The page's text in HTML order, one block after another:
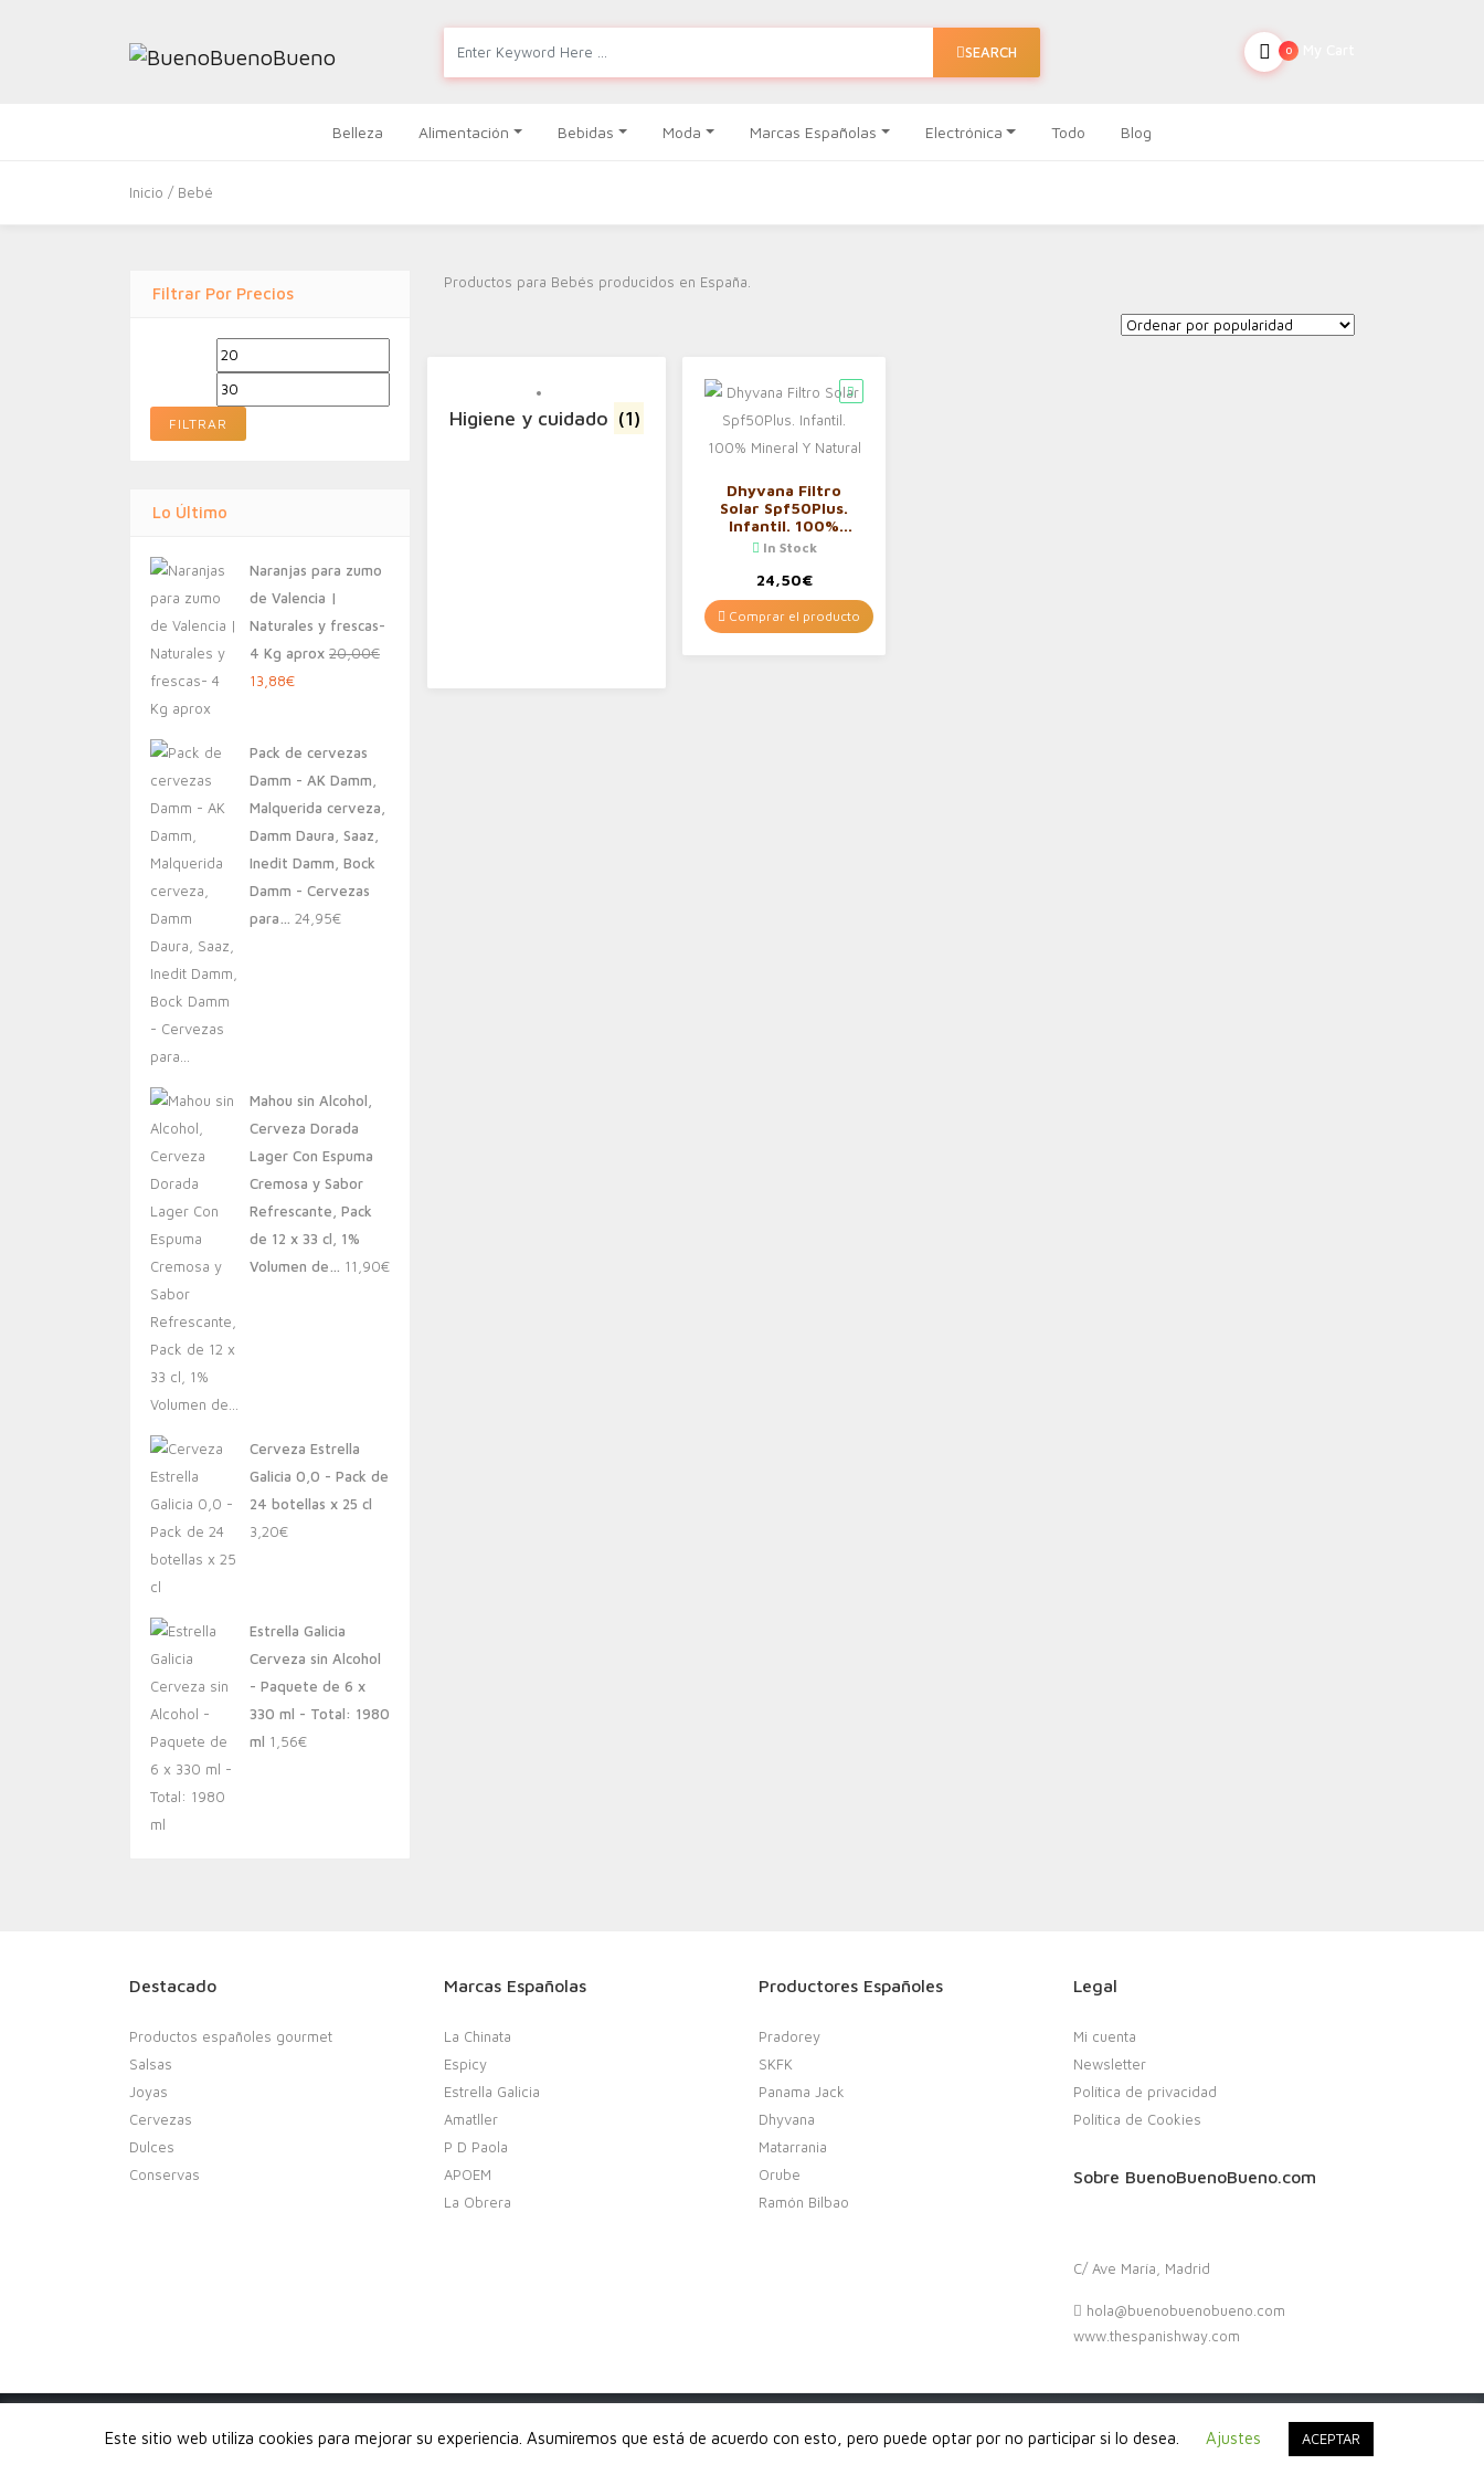
SEARCH 0
Belleza Alimentación Bebidas Moda Marcas Españolas Electrónica Todo Blog
Inicio / Bebé
Filtrar Por Precios
Precio
mínimo
máximo
FILTRAR
Lo Último
Naranjas para zumo
de Valencia |
Naturales y frescas-
4 Kg aprox 20,00€
El
era:
20,00€.
13,88€El
es:
13,88€.
Pack de cervezas
Damm - AK Damm,
Malquerida cerveza,
Damm Daura, Saaz,
Inedit Damm, Bock
Damm - Cervezas
para… 24,95€
Mahou sin Alcohol,
Cerveza Dorada
Lager Con Espuma
Cremosa y Sabor
Refrescante, Pack
de 12 x 33 cl, 1%
Volumen de… 11,90€
Cerveza Estrella
Galicia 0,0 - Pack de
24 botellas x 25 cl
3,20€
Estrella Galicia
Cerveza sin Alcohol
- Paquete de 6 x
330 ml - Total: 1980
ml 1,56€
Productos para Bebés producidos en España.
Higiene y cuidado (1)
Dhyvana Filtro
Solar Spf50Plus.
Infantil. 100%
Mineral Y Natural
In Stock
24,50€
Comprar el producto
Destacado
Productos españoles gourmet
Salsas
Joyas
Cervezas
Dulces
Conservas
Marcas Españolas
La Chinata
Espicy
Estrella Galicia
Amatller
P D Paola
APOEM
La Obrera
Productores Españoles
Pradorey
SKFK
Panama Jack
Dhyvana
Matarrania
Orube
Ramón Bilbao
Legal
Mi cuenta
Newsletter
Política de privacidad
Política de Cookies
Sobre BuenoBuenoBueno.com
C/ Ave María, Madrid
hola@buenobuenobueno.com
www.thespanishway.com
Copyright 2020. Buenobuenobueno.com - Todos los derechos reservados
Este sitio web utiliza cookies para mejorar su experiencia. Asumiremos que está de acuerdo con esto, pero puede optar por no participar si lo desea. Ajustes ACEPTAR